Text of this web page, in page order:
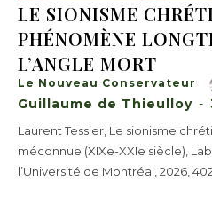
LE SIONISME
PHÉNOMÈNE
L’ANGLE MORT
Le Nouveau Conservateur
Guillaume de Thieulloy -
Laurent Tessier, Le sionisme
méconnue (XIXe-XXIe siècle),